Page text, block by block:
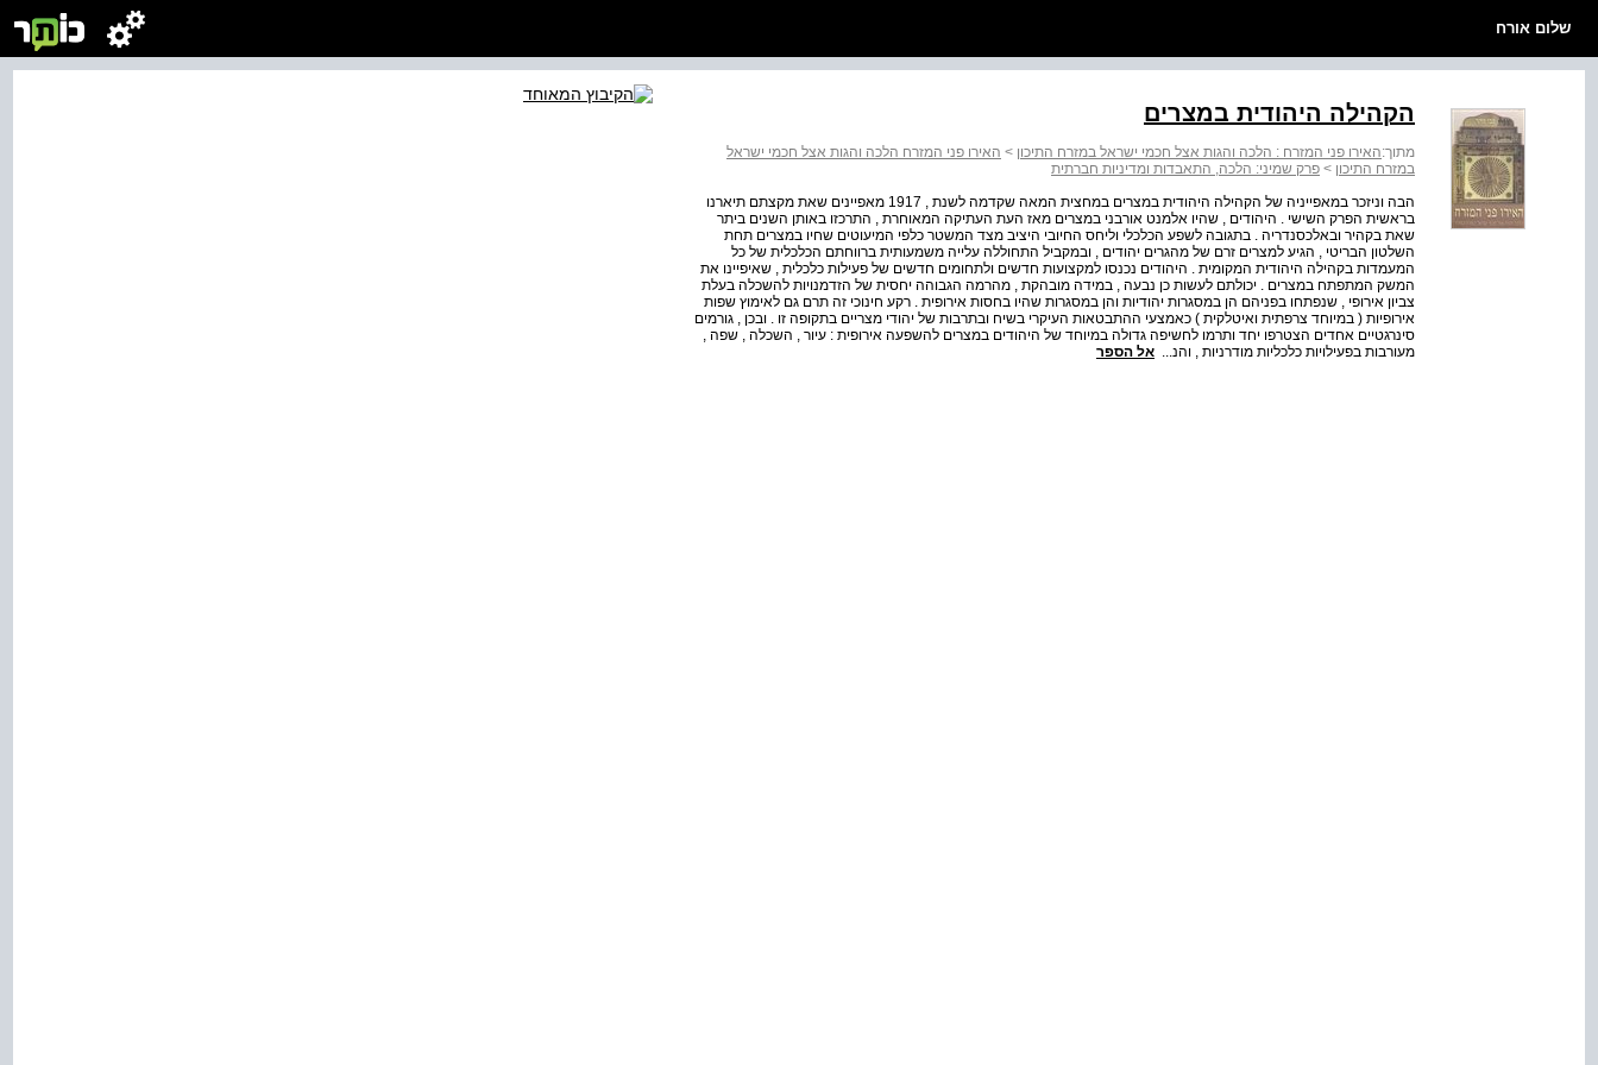
שלום אורח
הקהילה היהודית במצרים
מתוך:האירו פני המזרח : הלכה והגות אצל חכמי ישראל במזרח התיכון > האירו פני המזרח הלכה והגות אצל חכמי ישראל
במזרח התיכון > פרק שמיני: הלכה, התאבדות ומדיניות חברתית
הבה וניזכר במאפייניה של הקהילה היהודית במצרים במחצית המאה שקדמה לשנת , 1917 מאפיינים שאת מקצתם תיארנו
בראשית הפרק השישי . היהודים , שהיו אלמנט אורבני במצרים מאז העת העתיקה המאוחרת , התרכזו באותן השנים ביתר
שאת בקהיר ובאלכסנדריה . בתגובה לשפע הכלכלי וליחס החיובי היציב מצד המשטר כלפי המיעוטים שחיו במצרים תחת
השלטון הבריטי , הגיע למצרים זרם של מהגרים יהודים , ובמקביל התחוללה עלייה משמעותית ברווחתם הכלכלית של כל
המעמדות בקהילה היהודית המקומית . היהודים נכנסו למקצועות חדשים ולתחומים חדשים של פעילות כלכלית , שאיפיינו את
המשק המתפתח במצרים . יכולתם לעשות כן נבעה , במידה מובהקת , מהרמה הגבוהה יחסית של הזדמנויות להשכלה בעלת
צביון אירופי , שנפתחו בפניהם הן במסגרות יהודיות והן במסגרות שהיו בחסות אירופית . רקע חינוכי זה תרם גם לאימוץ שפות
אירופיות ( במיוחד צרפתית ואיטלקית ) כאמצעי ההתבטאות העיקרי בשיח ובתרבות של יהודי מצריים בתקופה זו . ובכן , גורמים
סינרגטיים אחדים הצטרפו יחד ותרמו לחשיפה גדולה במיוחד של היהודים במצרים להשפעה אירופית : עיור , השכלה , שפה ,
מעורבות בפעילויות כלכליות מודרניות , והנ... אל הספר